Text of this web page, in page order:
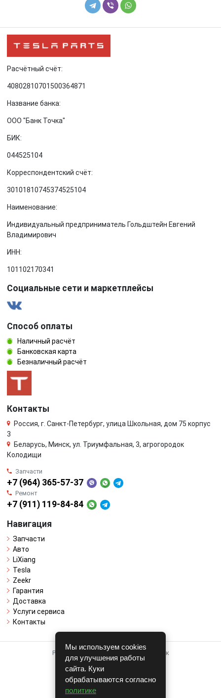
Расчётный счёт:
40802810701500364871
Название банка:
ООО "Банк Точка"
БИК:
044525104
Корреспондентский счёт:
30101810745374525104
Наименование:
Индивидуальный предприниматель Гольдштейн Евгений
Владимирович
ИНН:
101102170341
Социальные сети и маркетплейсы
Способ оплаты
Наличный расчёт
Банковская карта
Безналичный расчёт
Контакты
Россия, г. Санкт-Петербург, улица Школьная, дом 75 корпус
3
Беларусь, Минск, ул. Триумфальная, 3, агрогородок
Колодищи
Запчасти
+7 (964) 365-57-37
Ремонт
+7 (911) 119-84-84
Навигация
Запчасти
Авто
LiXiang
Tesla
Zeekr
Гарантия
Доставка
Услуги сервиса
Контакты
Работает на системе для авторазборок
CARRO.БИЗНЕС
Полная версия
© COPYRIGHT 2026 г.
Мы используем cookies
для улучшения работы
сайта. Куки
обрабатываются согласно
политике